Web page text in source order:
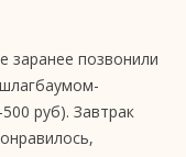
заранее позвонили
руб). Завтрак